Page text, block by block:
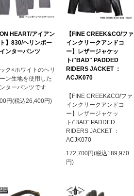
HEART/アイアン
】830/ヘリンボー
ンターパンツ
ク×ホワイトのヘリ
ン生地を使用した
ターパンツです
円(税込26,400円)
【FINE CREEK&CO/ファ
インクリークアンドコ
ー】レザージャケッ
ト/"BAD" PADDED
RIDERS JACKET ：
ACJK070
【FINE CREEK&CO/ファ
インクリークアンドコ
ー】レザージャケッ
ト/"BAD" PADDED
RIDERS JACKET ：
ACJK070
172,700円(税込189,970
円)